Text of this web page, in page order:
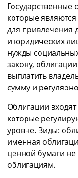
Государственные
которые
для привлечения
и юридических
нужды
закону,
выплатить
сумму и
Облигации
которые
уровне. Виды:
именная
ценной бумаги
облигациям.